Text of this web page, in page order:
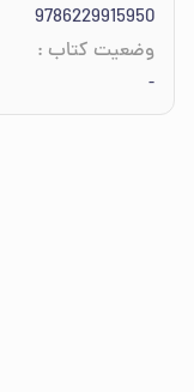
9786229915950
وضعیت کتاب :
-